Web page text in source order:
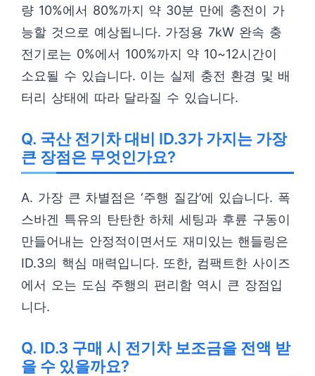
량 10%에서 80%까지 약 30분 만에 충전이 가
능할 것으로 예상됩니다. 가정용 7kW 완속 충
전기로는 0%에서 100%까지 약 10~12시간이
소요될 수 있습니다. 이는 실제 충전 환경 및 배
터리 상태에 따라 달라질 수 있습니다.
Q. 국산 전기차 대비 ID.3가 가지는 가장
큰 장점은 무엇인가요?
A. 가장 큰 차별점은 ‘주행 질감’에 있습니다. 폭
스바겐 특유의 탄탄한 하체 세팅과 후륜 구동이
만들어내는 안정적이면서도 재미있는 핸들링은
ID.3의 핵심 매력입니다. 또한, 컴팩트한 사이즈
에서 오는 도심 주행의 편리함 역시 큰 장점입
니다.
Q. ID.3 구매 시 전기차 보조금을 전액 받
을 수 있을까요?